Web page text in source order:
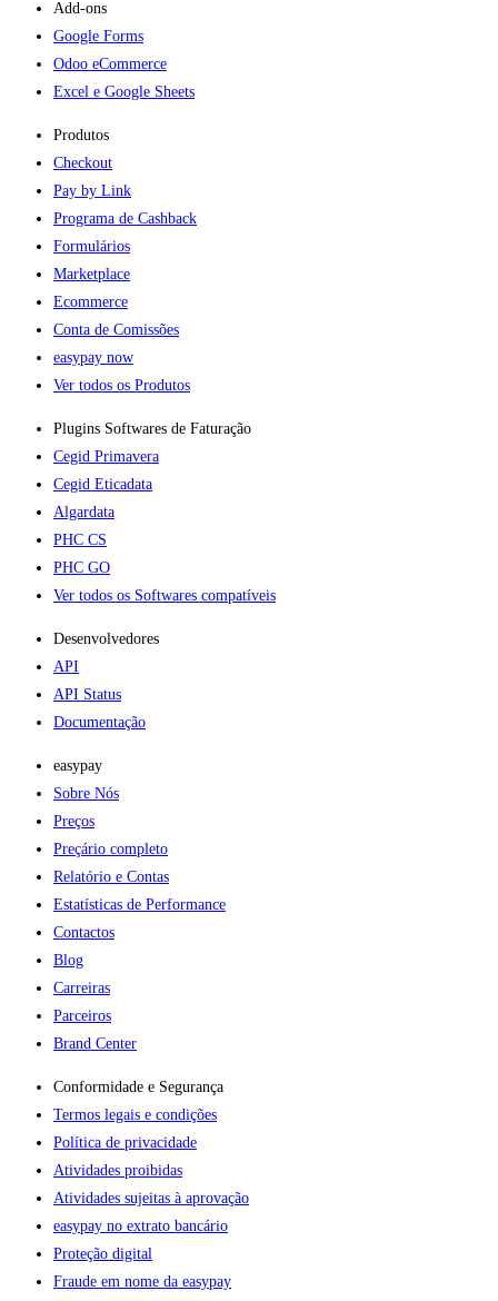
Add-ons​
Google Forms
Odoo eCommerce
Excel e Google Sheets
Produtos
Checkout
Pay by Link
Programa de Cashback
Formulários
Marketplace
Ecommerce
Conta de Comissões
easypay now
Ver todos os Produtos
Plugins Softwares de Faturação​
Cegid Primavera
Cegid Eticadata
Algardata
PHC CS
PHC GO
Ver todos os Softwares compatíveis
Desenvolvedores
API
API Status
Documentação
easypay
Sobre Nós
Preços
Preçário completo
Relatório e Contas
Estatísticas de Performance
Contactos
Blog
Carreiras
Parceiros
Brand Center
Conformidade e Segurança
Termos legais e condições
Política de privacidade
Atividades proibidas
Atividades sujeitas à aprovação
easypay no extrato bancário
Proteção digital
Fraude em nome da easypay